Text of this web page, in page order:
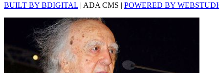
BUILT BY BDIGITAL | ADA CMS | POWERED BY